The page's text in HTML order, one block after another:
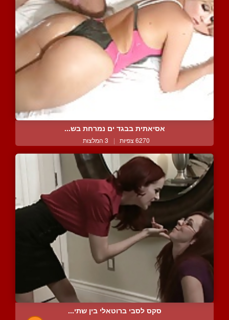
אסיאתית בבגד ים נמרחת בש...
6270 צפיות | 3 המלצות
סקס לסבי ברוטאלי בין שתי...